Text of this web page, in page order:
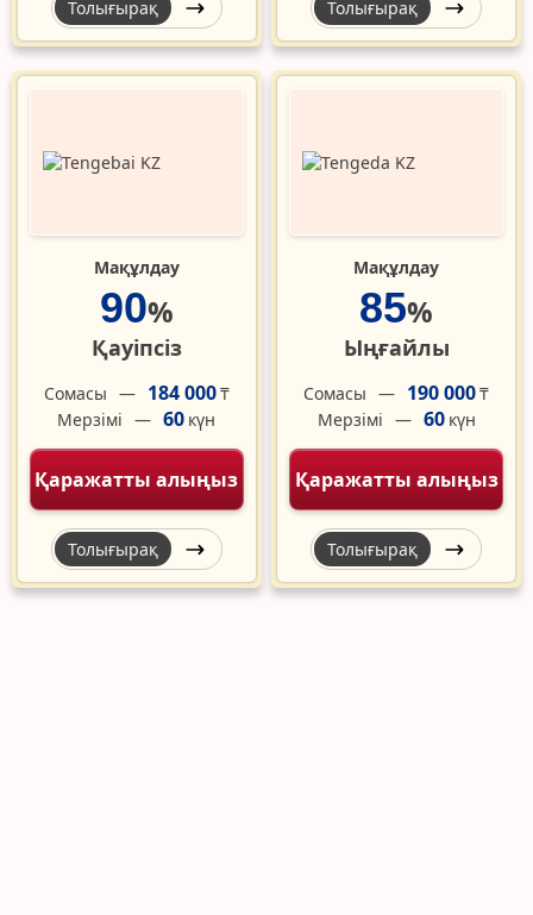
Толығырақ Толығырақ
Мақұлдау
90%
Қауіпсіз
Сомасы 184 000₸
Мерзімі
60 күн
Қаражатты алыңыз
Толығырақ
Мақұлдау
85%
Ыңғайлы
Сомасы 190 000₸
Мерзімі
60 күн
Қаражатты алыңыз
Толығырақ